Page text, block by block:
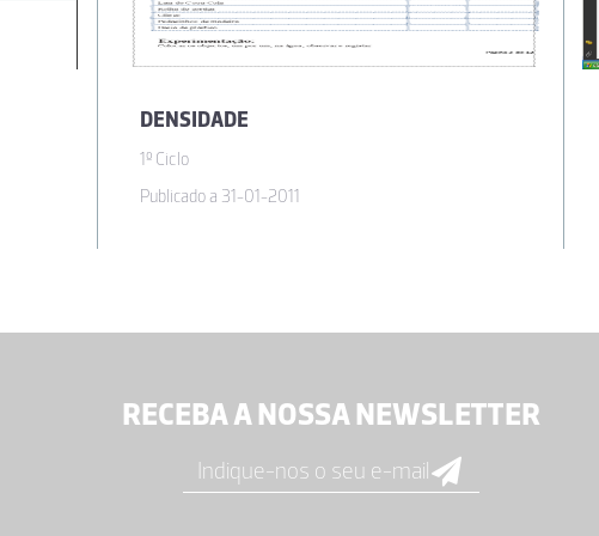
DENSIDADE
1º Ciclo
Publicado a 31-01-2011
RECEBA A NOSSA NEWSLETTER